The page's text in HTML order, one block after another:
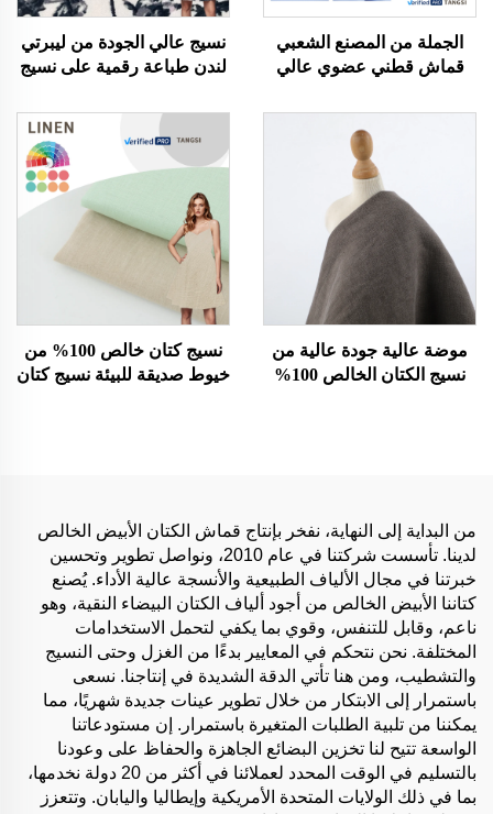
الجملة من المصنع الشعبي
قماش قطني عضوي عالي
خالص ملون قطعة قماش
ملونة للأزياء الخاصة بالأولاد
والبنات
نسيج عالي الجودة من ليبرتي
لندن طباعة رقمية على نسيج
المخصص للخياطة
موضة عالية جودة عالية من
نسيج الكتان الخالص 100%
نسيج كتان خالص 100% من
خيوط صديقة للبيئة نسيج كتان
من البداية إلى النهاية، نفخر بإنتاج قماش الكتان الأبيض الخالص
لدينا. تأسست شركتنا في عام 2010، ونواصل تطوير وتحسين
خبرتنا في مجال الألياف الطبيعية والأنسجة عالية الأداء. يُصنع
كتاننا الأبيض الخالص من أجود ألياف الكتان البيضاء النقية، وهو
ناعم، وقابل للتنفس، وقوي بما يكفي لتحمل الاستخدامات
المختلفة. نحن نتحكم في المعايير بدءًا من الغزل وحتى النسيج
والتشطيب، ومن هنا تأتي الدقة الشديدة في إنتاجنا. نسعى
باستمرار إلى الابتكار من خلال تطوير عينات جديدة شهريًا، مما
يمكننا من تلبية الطلبات المتغيرة باستمرار. إن مستودعاتنا
الواسعة تتيح لنا تخزين البضائع الجاهزة والحفاظ على وعودنا
بالتسليم في الوقت المحدد لعملائنا في أكثر من 20 دولة نخدمها،
بما في ذلك الولايات المتحدة الأمريكية وإيطاليا واليابان. وتتعزز